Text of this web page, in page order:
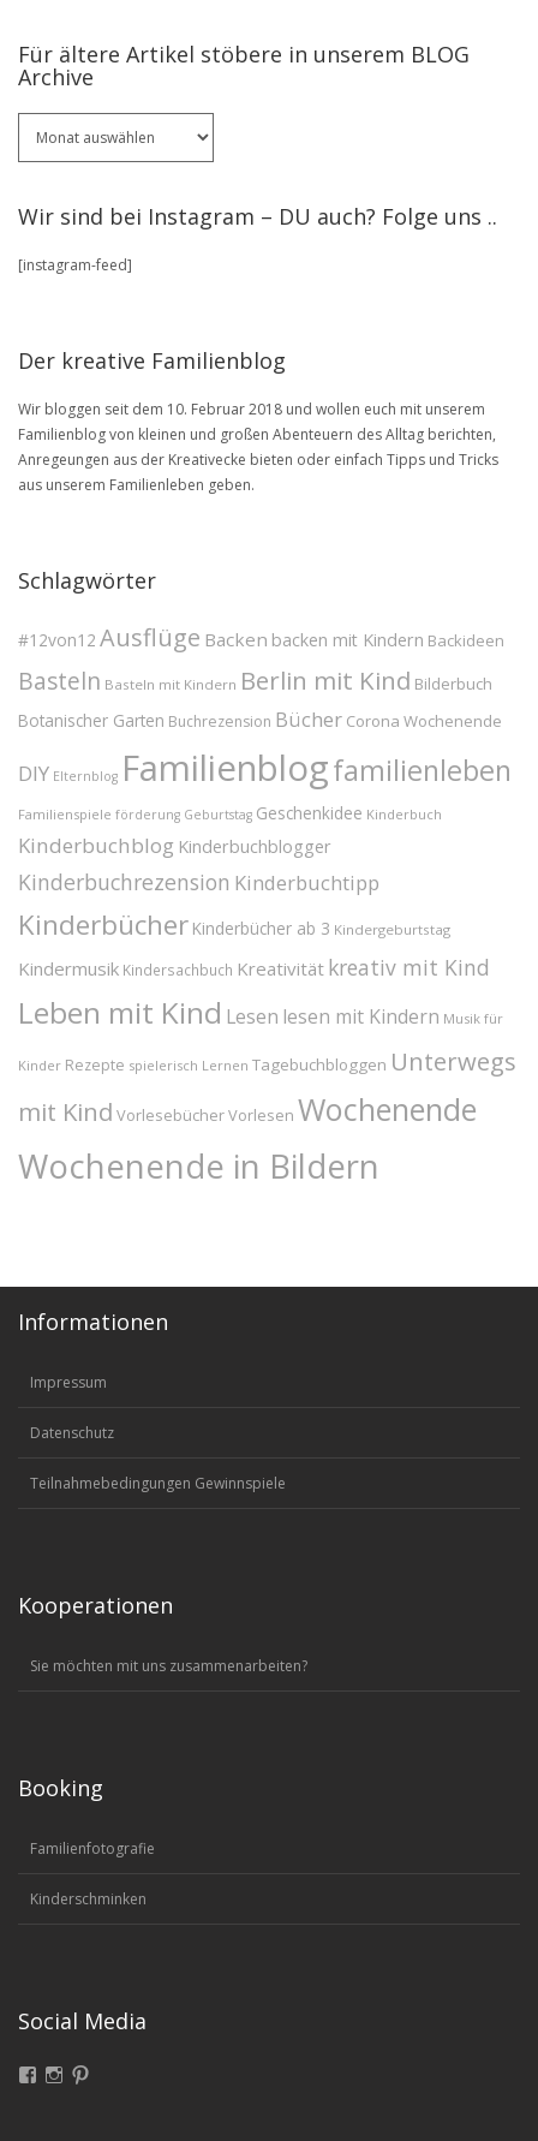
Für ältere Artikel stöbere in unserem BLOG
Archive
ältere
in
BLOG
Wir sind bei Instagram – DU auch? Folge uns ..
[instagram-feed]
Der kreative Familienblog
Wir bloggen seit dem 10. Februar 2018 und wollen euch mit unserem
Familienblog von kleinen und großen Abenteuern des Alltag berichten,
Anregeungen aus der Kreativecke bieten oder einfach Tipps und Tricks
aus unserem Familienleben geben.
Schlagwörter
#12von12 Ausflüge Backen backen mit Kindern Backideen
Basteln Basteln mit Kindern Berlin mit Kind Bilderbuch
Botanischer Garten Buchrezension Bücher Corona Wochenende
DIY Elternblog Familienblogfamilienleben
Familienspiele förderung Geburtstag Geschenkidee Kinderbuch
Kinderbuchblog Kinderbuchblogger
Kinderbuchrezension Kinderbuchtipp
Kinderbücher Kinderbücher ab 3 Kindergeburtstag
Kindermusik Kindersachbuch Kreativität kreativ mit Kind
Leben mit Kind Lesen lesen mit Kindern Musik für
Kinder Rezepte spielerisch Lernen Tagebuchbloggen Unterwegs
mit Kind VorlesebücherVorlesen Wochenende
Wochenende in Bildern
Informationen
Impressum
Datenschutz
Teilnahmebedingungen Gewinnspiele
Kooperationen
Sie möchten mit uns zusammenarbeiten?
Booking
Familienfotografie
Kinderschminken
Social Media
FacebookInstagram